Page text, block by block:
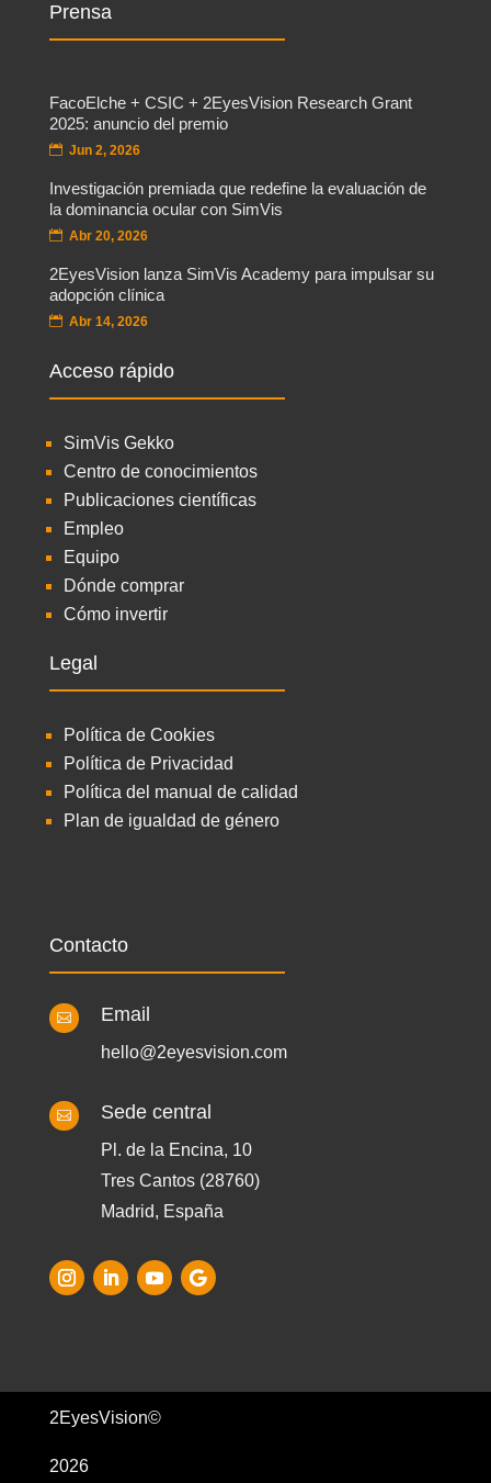
Prensa
FacoElche + CSIC + 2EyesVision Research Grant
2025: anuncio del premio
Jun 2, 2026
Investigación premiada que redefine la evaluación de
la dominancia ocular con SimVis
Abr 20, 2026
2EyesVision lanza SimVis Academy para impulsar su
adopción clínica
Abr 14, 2026
Acceso rápido
SimVis Gekko
Centro de conocimientos
Publicaciones científicas
Empleo
Equipo
Dónde comprar
Cómo invertir
Legal
Política de Cookies
Política de Privacidad
Política del manual de calidad
Plan de igualdad de género
Contacto
 Email
hello@2eyesvision.com
 Sede central
Pl. de la Encina, 10
Tres Cantos (28760)
Madrid, España
2EyesVision©
2026